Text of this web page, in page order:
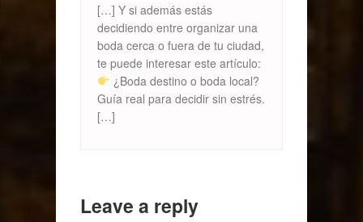
[…] Y si además estás
decidiendo entre organizar una
boda cerca o fuera de tu ciudad,
te puede interesar este artículo:
¿Boda destino o boda local?
Guía real para decidir sin estrés.
[…]
Leave a reply